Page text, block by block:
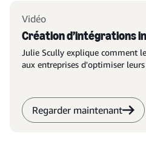
Vidéo
Création d’intégrations
Julie Scully explique comment
aux entreprises d'optimiser leurs
Regarder maintenant